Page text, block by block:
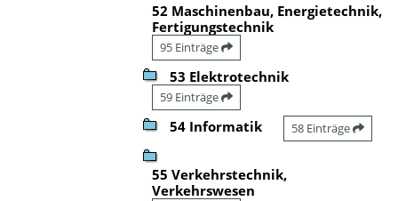
52 Maschinenbau, Energietechnik,
Fertigungstechnik
95 Einträge
53 Elektrotechnik
59 Einträge
54 Informatik 58 Einträge
55 Verkehrstechnik,
Verkehrswesen